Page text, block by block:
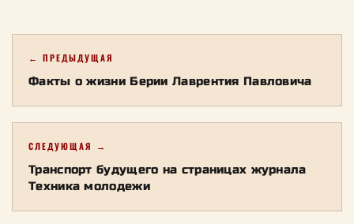
← ПРЕДЫДУЩАЯ
Факты о жизни Берии Лаврентия Павловича
СЛЕДУЮЩАЯ →
Транспорт будущего на страницах журнала
Техника молодежи